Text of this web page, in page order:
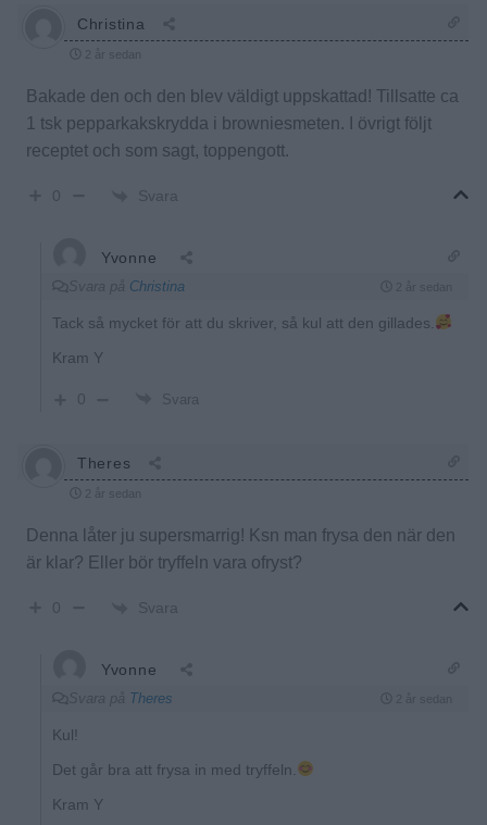
Christina
2 år sedan
Bakade den och den blev väldigt uppskattad! Tillsatte ca
1 tsk pepparkakskrydda i browniesmeten. I övrigt följt
receptet och som sagt, toppengott.
0 Svara
Yvonne
Svara på Christina
Tack så mycket för att du skriver, så kul att den gillades.
Kram Y
0 Svara
Theres
2 år sedan
Denna låter ju supersmarrig! Ksn man frysa den när den
är klar? Eller bör tryffeln vara ofryst?
0 Svara
Yvonne
Svara på Theres
Kul!
Det går bra att frysa in med tryffeln.
Kram Y